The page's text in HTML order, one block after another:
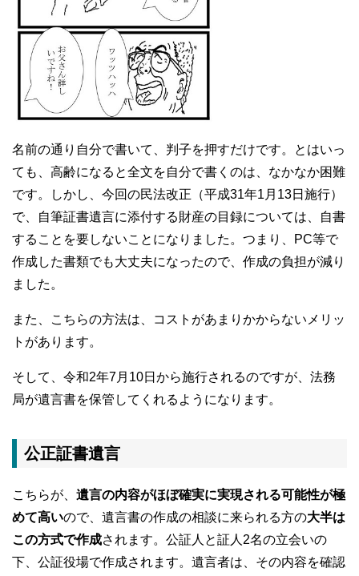
名前の通り自分で書いて、判子を押すだけです。とはいっ
ても、高齢になると全文を自分で書くのは、なかなか困難
です。しかし、今回の民法改正（平成31年1月13日施行）
で、自筆証書遺言に添付する財産の目録については、自書
することを要しないことになりました。つまり、PC等で
作成した書類でも大丈夫になったので、作成の負担が減り
ました。
また、こちらの方法は、コストがあまりかからないメリッ
トがあります。
そして、令和2年7月10日から施行されるのですが、法務
局が遺言書を保管してくれるようになります。
公正証書遺言
こちらが、 遺言の内容がほぼ確実に実現される可能性が極
めて高いので、遺言書の作成の相談に来られる方の大半は
この方式で作成されます。公証人と証人2名の立会いの
下、公証役場で作成されます。遺言者は、その内容を確認